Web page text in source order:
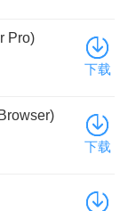
Pro)
下载
下载